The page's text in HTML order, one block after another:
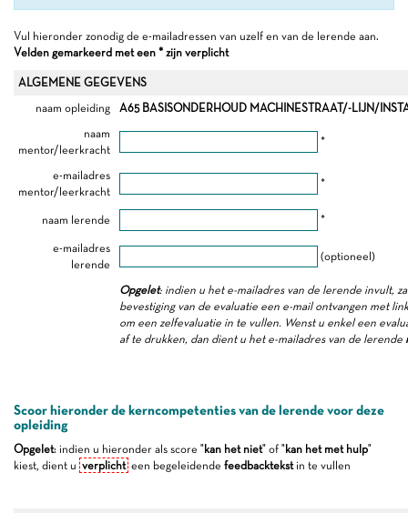
Vul hieronder zonodig de e-mailadressen van uzelf en van de lerende aan.
Velden gemarkeerd met een * zijn verplicht
ALGEMENE GEGEVENS
naam opleiding
A65 BASISONDERHOUD MACHINESTRAAT/-LIJN/
naam
mentor/leerkracht
*
e-mailadres
mentor/leerkracht
*
naam lerende *
e-mailadres
lerende
(optioneel)
Opgelet: indien u het e-mailadres van de lerende invult,
bevestiging van de evaluatie een e-mail ontvangen met
om een zelfevaluatie in te vullen. Wenst u enkel een
af te drukken, dan dient u het e-mailadres van de lerende
Scoor hieronder de kerncompetenties van de lerende voor deze
opleiding
Opgelet: indien u hieronder als score "kan het niet" of "kan het met hulp"
kiest, dient u verplicht een begeleidende feedbacktekstin te vullen